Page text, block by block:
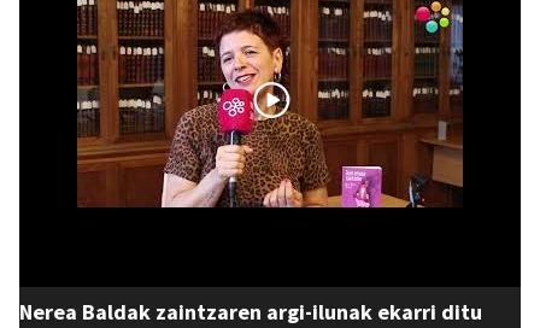
Nerea Baldak zaintzaren argi-ilunak ekarri ditu